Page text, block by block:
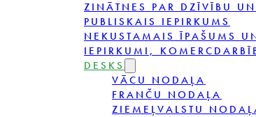
ZINĀTNES PAR DZĪVĪBU
PUBLISKAIS IEPIRKUMS
NEKUSTAMAIS ĪPAŠUMS
IEPIRKUMI,
DESKS
VĀCU NODAĻA
FRANČU NODAĻA
ZIEMEĻVALSTU